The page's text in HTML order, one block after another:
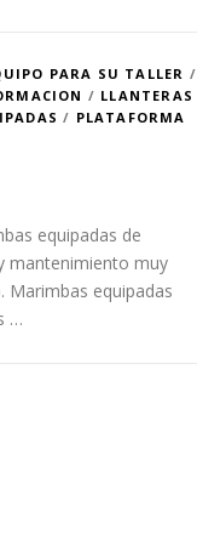
PARA SU TALLER /
/ LLANTERAS
/ PLATAFORMA
equipadas de
mantenimiento muy
Marimbas equipadas
…